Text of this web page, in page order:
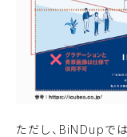
ただし、BiNDupで